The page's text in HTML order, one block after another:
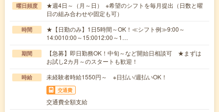
曜日頻度
★週4日～（月～日） ※希望のシフトを毎月提出（日数と曜
日の組み合わせや固定も可）
時間
★【日勤のみ】1日5時間～OK！≪シフト例≫9:00～
14:0010:00～15:0012:00～1…
期間
【急募】即日勤務OK！中旬～など開始日相談可 ★まずは
お試し2カ月～のスタートも歓迎！
時給 未経験者時給1550円～ ※日払い/週払いOK！
交通費
交通費全額支給